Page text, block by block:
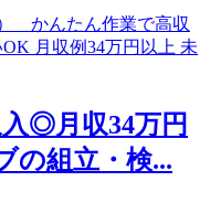
入◎月収34万円
の組立・検...